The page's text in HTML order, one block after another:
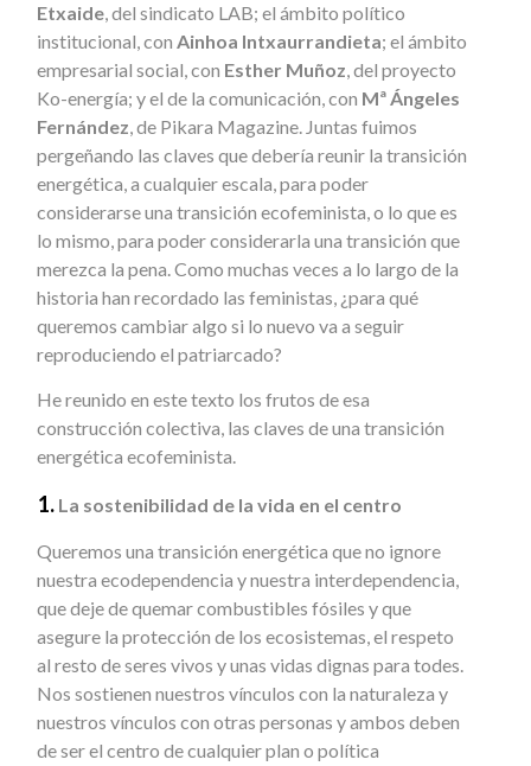
Etxaide, del sindicato LAB; el ámbito político
institucional, con Ainhoa Intxaurrandieta; el ámbito
empresarial social, con Esther Muñoz, del proyecto
Ko-energía; y el de la comunicación, con Mª Ángeles
Fernández, de Pikara Magazine. Juntas fuimos
pergeñando las claves que debería reunir la transición
energética, a cualquier escala, para poder
considerarse una transición ecofeminista, o lo que es
lo mismo, para poder considerarla una transición que
merezca la pena. Como muchas veces a lo largo de la
historia han recordado las feministas, ¿para qué
queremos cambiar algo si lo nuevo va a seguir
reproduciendo el patriarcado?
He reunido en este texto los frutos de esa
construcción colectiva, las claves de una transición
energética ecofeminista.
1. La sostenibilidad de la vida en el centro
Queremos una transición energética que no ignore
nuestra ecodependencia y nuestra interdependencia,
que deje de quemar combustibles fósiles y que
asegure la protección de los ecosistemas, el respeto
al resto de seres vivos y unas vidas dignas para todes.
Nos sostienen nuestros vínculos con la naturaleza y
nuestros vínculos con otras personas y ambos deben
de ser el centro de cualquier plan o política